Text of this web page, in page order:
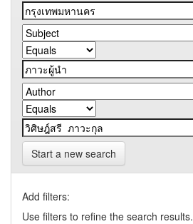
Start a new search
Add filters:
Use filters to refine the search results.